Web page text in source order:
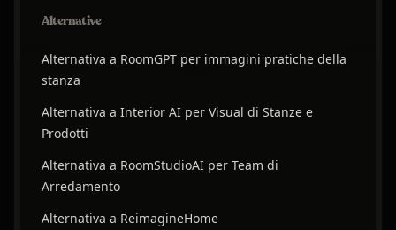
Alternative
Alternativa a RoomGPT per immagini pratiche della
stanza
Alternativa a Interior AI per Visual di Stanze e
Prodotti
Alternativa a RoomStudioAI per Team di
Arredamento
Alternativa a ReimagineHome